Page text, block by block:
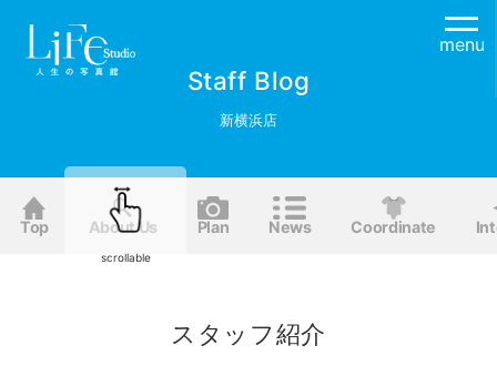
menu
Staff Blog
新横浜店
Top About Us Plan News Coordinate
スタッフ紹介